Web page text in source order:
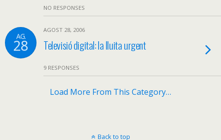
NO RESPONSES
AG.
28
AGOST 28, 2006
Televisió digital: la lluita urgent
9 RESPONSES
Load More From This Category…
Back to top